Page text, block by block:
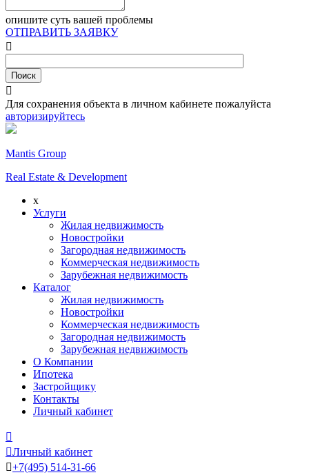
опишите суть вашей проблемы
ОТПРАВИТЬ ЗАЯВКУ


Для сохранения объекта в личном кабинете пожалуйста
авторизируйтесь
Mantis Group
Real Estate & Development
x
Услуги
Жилая недвижимость
Новостройки
Загородная недвижимость
Коммерческая недвижимость
Зарубежная недвижимость
Каталог
Жилая недвижимость
Новостройки
Коммерческая недвижимость
Загородная недвижимость
Зарубежная недвижимость
О Компании
Ипотека
Застройщику
Контакты
Личный кабинет

Личный кабинет
+7(495) 514-31-66